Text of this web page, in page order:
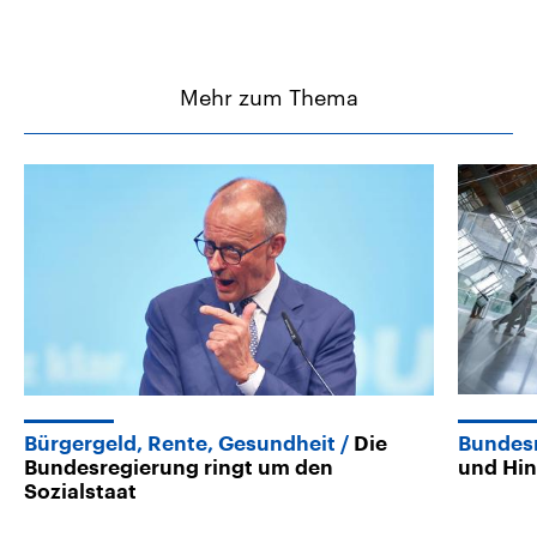
Mehr zum Thema
Bürgergeld, Rente, Gesundheit
Die
Bundesregierung ringt um den
Sozialstaat
und